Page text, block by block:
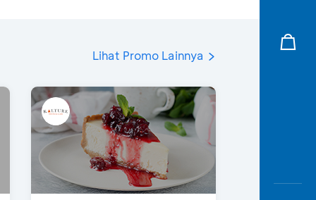
Lihat Promo Lainnya